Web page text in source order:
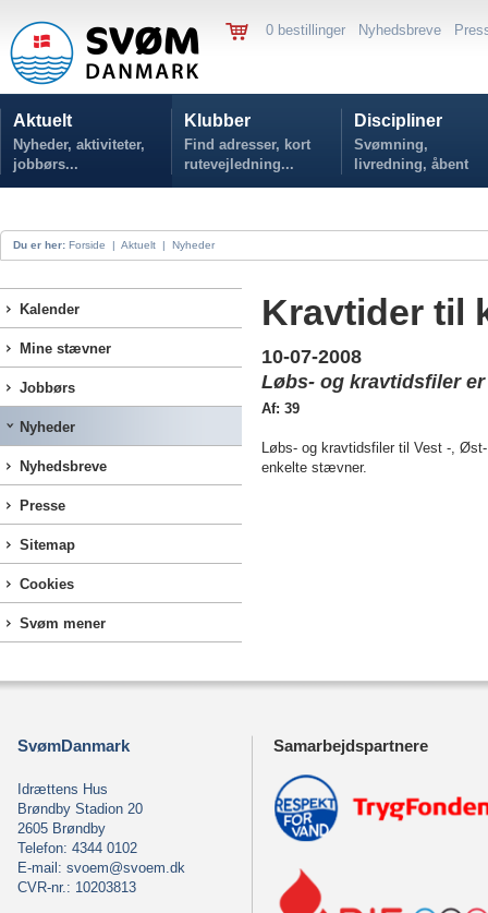
0 bestillinger Nyhedsbreve
Aktuelt
Nyheder, aktiviteter,
jobbørs...
Klubber
Find adresser, kort
rutevejledning...
Discipliner
Svømning,
livredning, åbent
vand...
Du er her: Forside | Aktuelt | Nyheder
Kalender
Mine stævner
Jobbørs
Nyheder
Nyhedsbreve
Presse
Sitemap
Cookies
Svøm mener
Kravtider til
10-07-2008
Løbs- og kravtidsfiler
Af: 39
Løbs- og kravtidsfiler til Vest -,
enkelte stævner.
SvømDanmark
Idrættens Hus
Brøndby Stadion 20
2605 Brøndby
Telefon: 4344 0102
E-mail: svoem@svoem.dk
CVR-nr.: 10203813
Samarbejdspartnere